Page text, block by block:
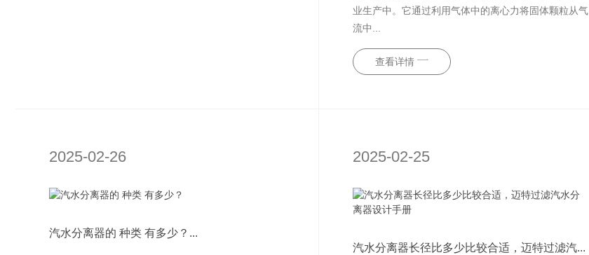
业生产中。它通过利用气体中的离心力将固体颗粒从气
流中...
查看详情
2025-02-26
汽水分离器的 种类 有多少？...
2025-02-25
汽水分离器长径比多少比较合适，迈特过滤汽...